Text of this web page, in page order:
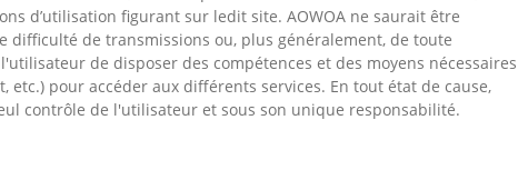
d’utilisation figurant sur ledit site. AOWOA ne saurait être
difficulté de transmissions ou, plus généralement, de toute
de disposer des compétences et des moyens nécessaires
etc.) pour accéder aux différents services. En tout état de cause,
contrôle de l'utilisateur et sous son unique responsabilité.